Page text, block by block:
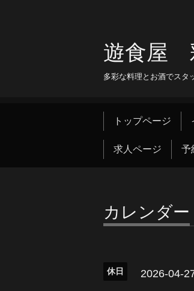
遊食屋
多彩な料理とお酒でスタ
トップページ
求人ページ 予
カレンダー
休日 2026-04-